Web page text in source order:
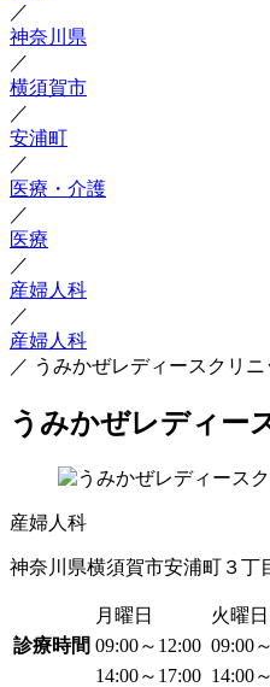
／
神奈川県
／
横須賀市
／
安浦町
／
医療・介護
／
医療
／
産婦人科
／
産婦人科
／ うみかぜレディースクリニ
うみかぜレディー
産婦人科
神奈川県横須賀市安浦町３丁
月曜日 火曜日
診療時間 09:00～12:00 09:00
14:00～17:00 14:00